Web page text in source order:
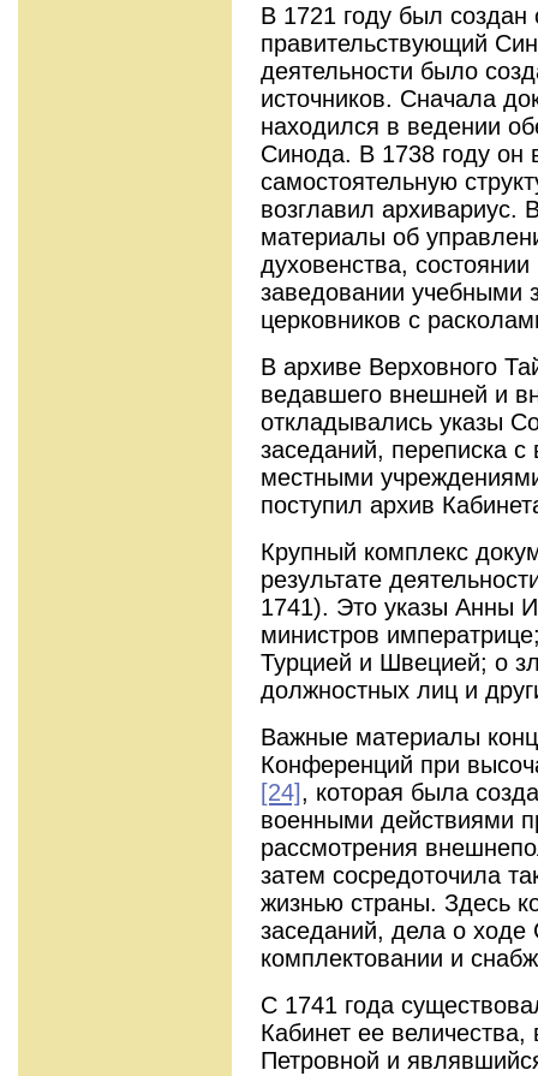
В 1721 году был создан
правительствующий
деятельности было
источников. Сначала
находился в ведении
Синода. В 1738 году он
самостоятельную
возглавил архивариус.
материалы об
духовенства,
заведовании учебными
церковников с
В архиве Верховного
ведавшего внешней и
откладывались указы
заседаний, переписка
местными
поступил архив
Крупный комплекс
результате
1741). Это указы Анны
министров
Турцией и Швецией; о
должностных лиц и
Важные материалы
Конференций при
[24], которая была
военными действиями
рассмотрения
затем сосредоточила
жизнью страны. Здесь
заседаний, дела о
комплектовании и
С 1741 года
Кабинет ее
Петровной и